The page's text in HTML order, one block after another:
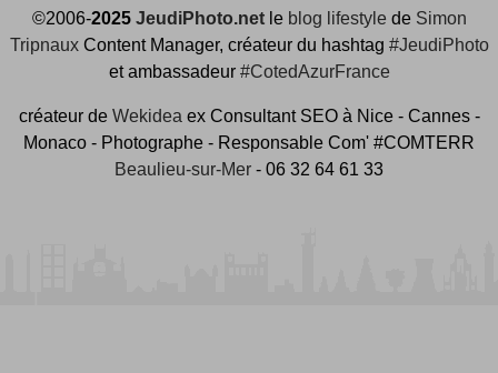
©2006-2025 JeudiPhoto.netle blog lifestylede Simon
TripnauxContent Manager, créateur du hashtag #JeudiPhoto
et ambassadeur #CotedAzurFrance
créateur de Wekidea ex Consultant SEO à Nice - Cannes -
Monaco - Photographe - Responsable Com' #COMTERR
Beaulieu-sur-Mer - 06 32 64 61 33